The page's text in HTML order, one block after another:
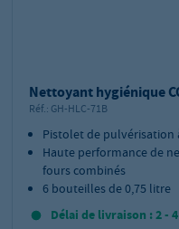
Nettoyant hygiénique
Réf.: GH-HLC-71B
Pistolet de pulvérisation
Haute performance de
fours combinés
6 bouteilles de 0,75 litre
Délai de livraison : 2 -